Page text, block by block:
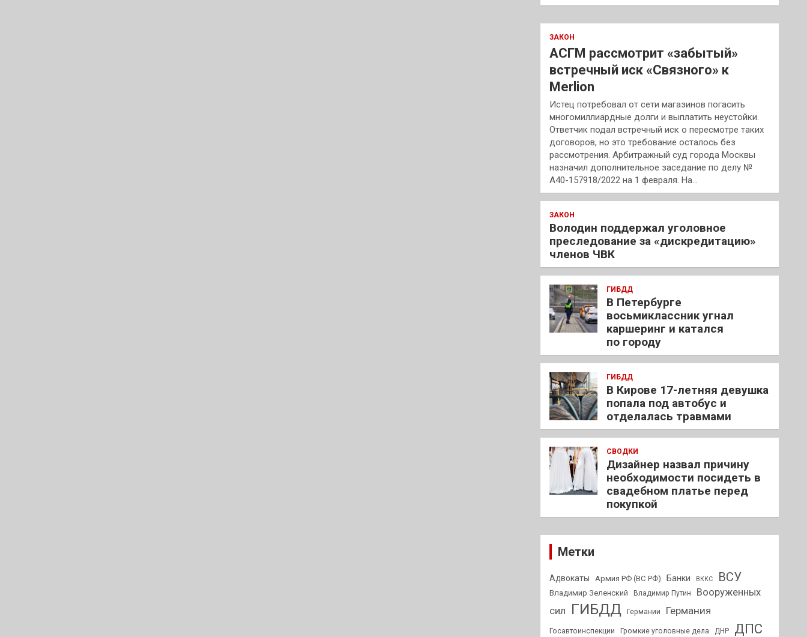
ЗАКОН
АСГМ рассмотрит «забытый»
встречный иск «Связного» к
Merlion
Истец потребовал от сети магазинов погасить
многомиллиардные долги и выплатить неустойки.
Ответчик подал встречный иск о пересмотре таких
договоров, но это требование осталось без
рассмотрения. Арбитражный суд города Москвы
назначил дополнительное заседание по делу №
А40-157918/2022 на 1 февраля. На…
ЗАКОН
Володин поддержал уголовное
преследование за «дискредитацию»
членов ЧВК
ГИБДД
В Петербурге
восьмиклассник угнал
каршеринг и катался
по городу
ГИБДД
В Кирове 17-летняя девушка
попала под автобус и
отделалась травмами
СВОДКИ
Дизайнер назвал причину
необходимости посидеть в
свадебном платье перед
покупкой
Метки
Адвокаты Армия РФ (ВС РФ) Банки ВККС ВСУ
Владимир Зеленский Владимир Путин
Вооруженных
сил
ГИБДД Германии Германия
Госавтоинспекции Громкие уголовные дела ДНР ДПС